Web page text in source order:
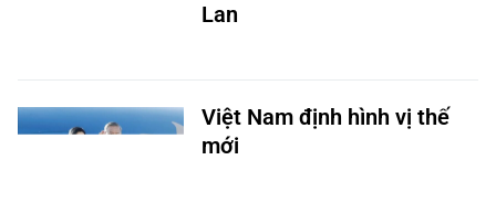
Lan
Việt Nam định hình vị thế
mới